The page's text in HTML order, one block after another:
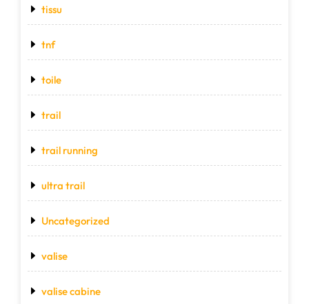
tissu
tnf
toile
trail
trail running
ultra trail
Uncategorized
valise
valise cabine